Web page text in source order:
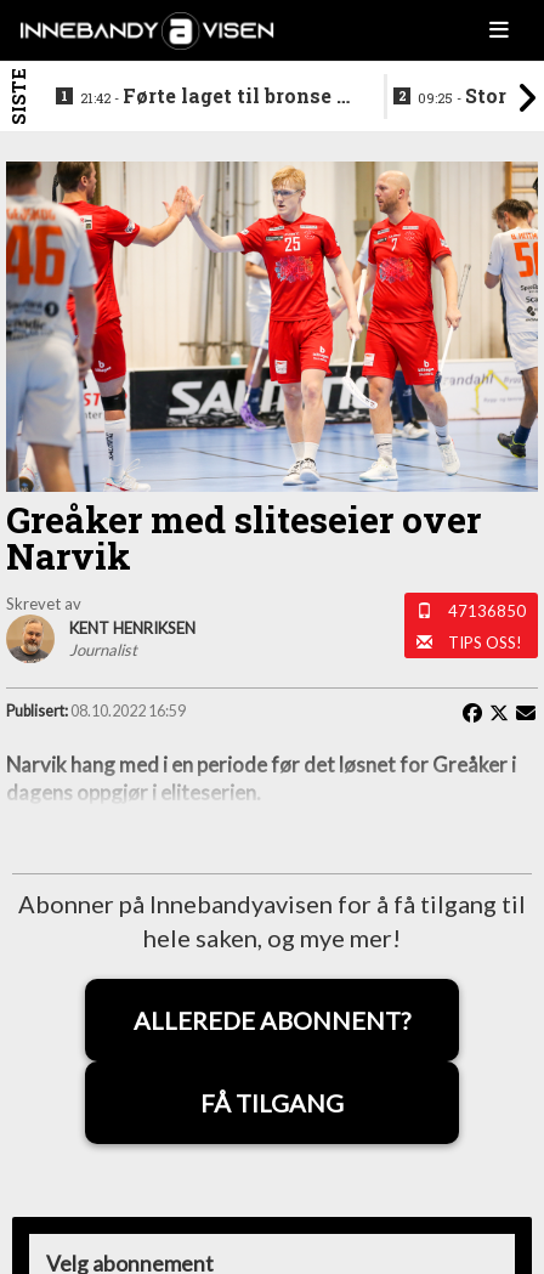
SISTE 21:42 - Førte laget til bronse -
09:25 -
Greåker med sliteseier over
Narvik
Skrevet av
KENT HENRIKSEN
Journalist
47136850
TIPS OSS!
Publisert: 08.10.2022 16:59
Narvik hang med i en periode før det løsnet for Greåker i
dagens oppgjør i eliteserien.
Abonner på Innebandyavisen for å få tilgang til
hele saken, og mye mer!
ALLEREDE ABONNENT?
FÅ TILGANG
Velg abonnement